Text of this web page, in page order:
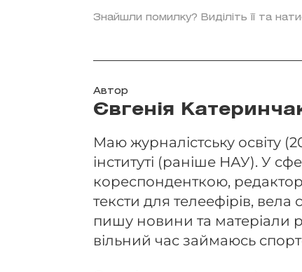
Знайшли помилку? Виділіть її та
Автор
Євгенія
Маю журналістську освіту
інституті (раніше НАУ). У
кореспонденткою,
тексти для телеефірів,
пишу новини та матеріали
вільний час займаюсь